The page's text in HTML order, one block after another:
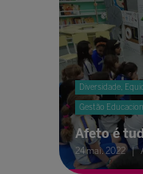
Diversidade,
Gestão
Afeto é
24 mai. 2022